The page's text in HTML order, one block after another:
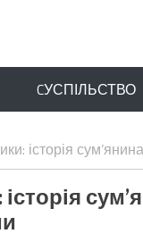
CУСПІЛЬСТВО
історія